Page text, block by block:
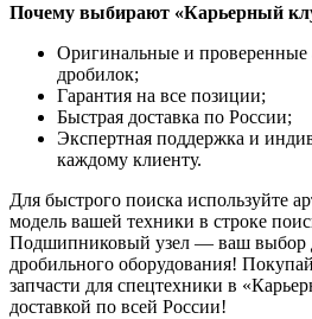
Почему выбирают «Карьерный
Оригинальные и проверенные
дробилок;
Гарантия на все позиции;
Быстрая доставка по России;
Экспертная поддержка и
каждому клиенту.
Для быстрого поиска используйте
модель вашей техники в строке
Подшипниковый узел — ваш выбор
дробильного оборудования!
запчасти для спецтехники в
доставкой по всей России!